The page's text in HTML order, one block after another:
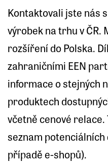
Kontaktovali jste nás
výrobek na trhu v ČR.
rozšíření do Polska.
zahraničními EEN
informace o stejných
produktech
včetně cenové relace.
seznam
případě e-shopů).